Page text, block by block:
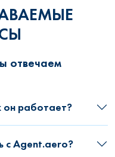
отвечаем
он работает?
с Agent.aero?